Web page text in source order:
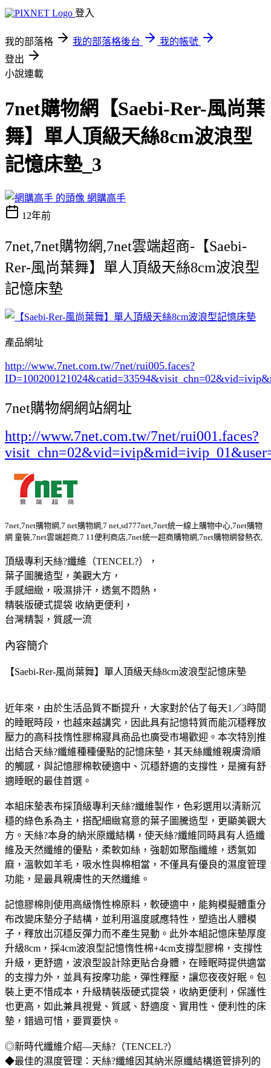
登入
我的部落格 我的部落格後台
我的帳號
登出
小說連載
7net購物網【Saebi-Rer-風尚葉
舞】單人頂級天絲8cm波浪型
記憶床墊_3
網購高手
12年前
7net,7net購物網,7net雲端超商-【Saebi-
Rer-風尚葉舞】單人頂級天絲8cm波浪型
記憶床墊
產品網址
http://www.7net.com.tw/7net/rui005.faces?
ID=100200121024&catid=33594
7net購物網網站網址
http://www.7net.com.tw/7net/rui001.faces?
7net,7net購物網,7 net購物網,7 net,sd777net,7net統一線上購物中心,7net購物
網 童裝,7net雲端超商,7 11便利商店,7net統一超商購物網,7net購物網發熱衣,
頂級專利天絲?纖維（TENCEL?），
葉子圖騰造型，美觀大方，
手感細緻，吸濕排汗，透氣不悶熱，
精裝版硬式提袋 收納更便利，
台灣精製，質感一流
內容簡介
【Saebi-Rer-風尚葉舞】單人頂級天絲8cm波浪型記憶床墊
近年來，由於生活品質不斷提升，大家對於佔了每天1／3時間
的睡眠時段，也越來越講究，因此具有記憶特質而能沉穩釋放
壓力的高科技惰性膠棉寢具商品也廣受市場歡迎。本次特別推
出結合天絲?纖維種種優點的記憶床墊，其天絲纖維親膚滑順
的觸感，與記憶膠棉軟硬適中、沉穩舒適的支撐性，是擁有舒
適睡眠的最佳首選。
本組床墊表布採頂級專利天絲?纖維製作，色彩選用以清新沉
穩的綠色系為主，搭配細緻寫意的葉子圖騰造型，更顯美觀大
方。天絲?本身的納米原纖結構，使天絲?纖維同時具有人造纖
維及天然纖維的優點，柔軟如絲，強韌如聚酯纖維，透氣如
麻，溫軟如羊毛，吸水性與棉相當，不僅具有優良的濕度管理
功能，是最具親膚性的天然纖維。
記憶膠棉則使用高級惰性棉原料，軟硬適中，能夠模擬體重分
布改變床墊分子結構，並利用溫度感應特性，塑造出人體模
子，釋放出沉穩反彈力而不產生晃動。此外本組記憶床墊厚度
升級8cm，採4cm波浪型記憶惰性棉+4cm支撐型膠棉，支撐性
升級，更舒適，波浪型設計除更貼合身體，在睡眠時提供適當
的支撐力外，並具有按摩功能，彈性釋壓，讓您夜夜好眠。包
裝上更不惜成本，升級精裝版硬式提袋，收納更便利，保護性
也更高，如此兼具視覺、質感、舒適度、實用性、便利性的床
墊，錯過可惜，要買要快。
◎新時代纖維介紹—天絲?（TENCEL?）
◆最佳的濕度管理：天絲?纖維因其納米原纖結構道管排列的